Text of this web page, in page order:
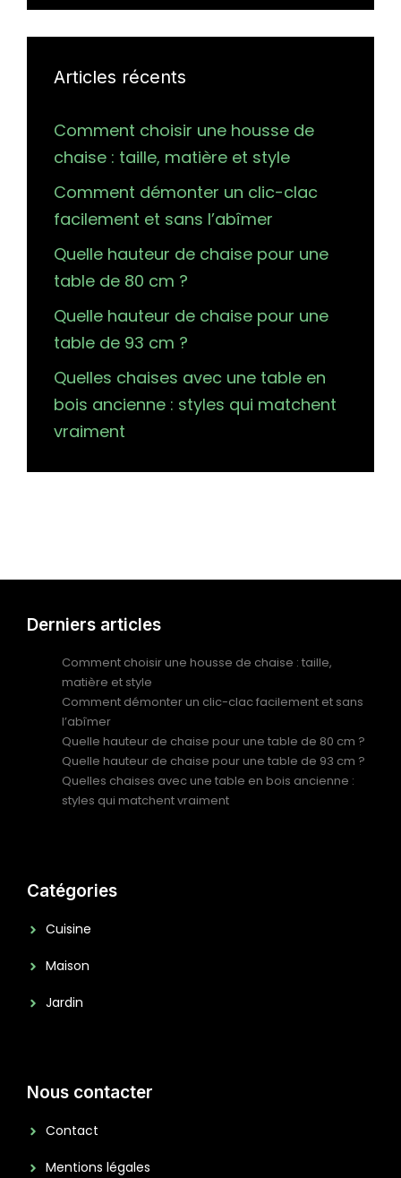
Articles récents
Comment choisir une housse de
chaise : taille, matière et style
Comment démonter un clic-clac
facilement et sans l’abîmer
Quelle hauteur de chaise pour une
table de 80 cm ?
Quelle hauteur de chaise pour une
table de 93 cm ?
Quelles chaises avec une table en
bois ancienne : styles qui matchent
vraiment
Derniers articles
Comment choisir une housse de chaise : taille,
matière et style
Comment démonter un clic-clac facilement et sans
l’abîmer
Quelle hauteur de chaise pour une table de 80 cm ?
Quelle hauteur de chaise pour une table de 93 cm ?
Quelles chaises avec une table en bois ancienne :
styles qui matchent vraiment
Catégories
Cuisine
Maison
Jardin
Nous contacter
Contact
Mentions légales